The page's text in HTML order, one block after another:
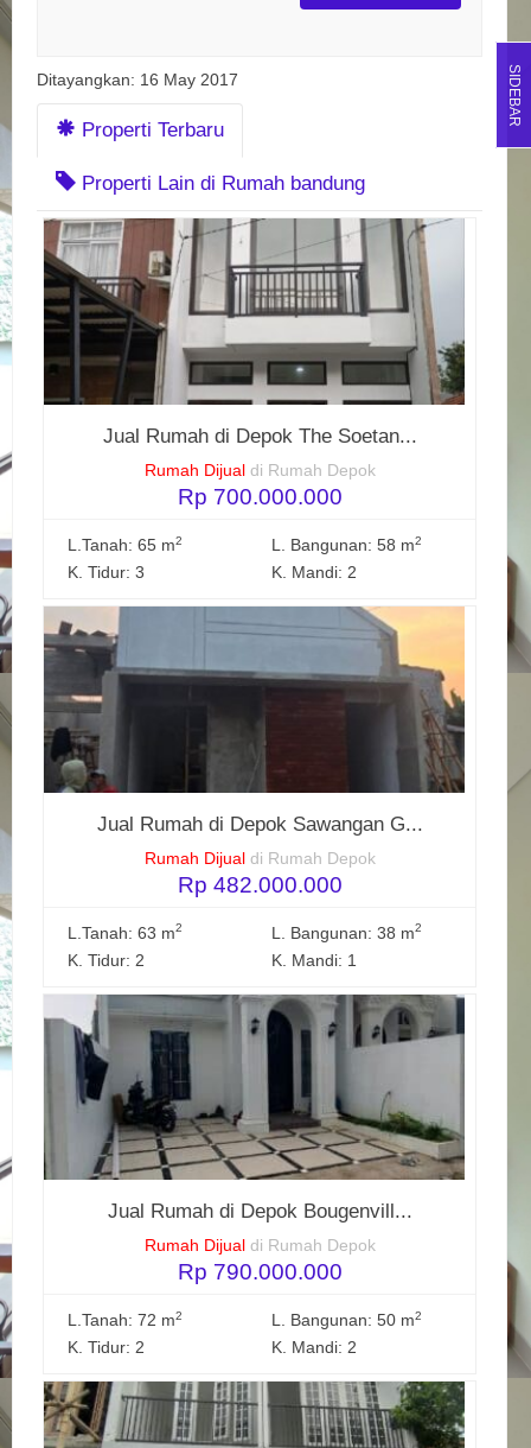
Ditayangkan: 16 May 2017
Properti Terbaru
Properti Lain di Rumah bandung
Jual Rumah di Depok The Soetan...
Rumah Dijual di Rumah Depok
Rp 700.000.000
L.Tanah: 65 m2 L. Bangunan: 58 m2
K. Tidur: 3 K. Mandi: 2
Jual Rumah di Depok Sawangan G...
Rumah Dijual di Rumah Depok
Rp 482.000.000
L.Tanah: 63 m2 L. Bangunan: 38 m2
K. Tidur: 2 K. Mandi: 1
Jual Rumah di Depok Bougenvill...
Rumah Dijual di Rumah Depok
Rp 790.000.000
L.Tanah: 72 m2 L. Bangunan: 50 m2
K. Tidur: 2 K. Mandi: 2
SIDEBAR